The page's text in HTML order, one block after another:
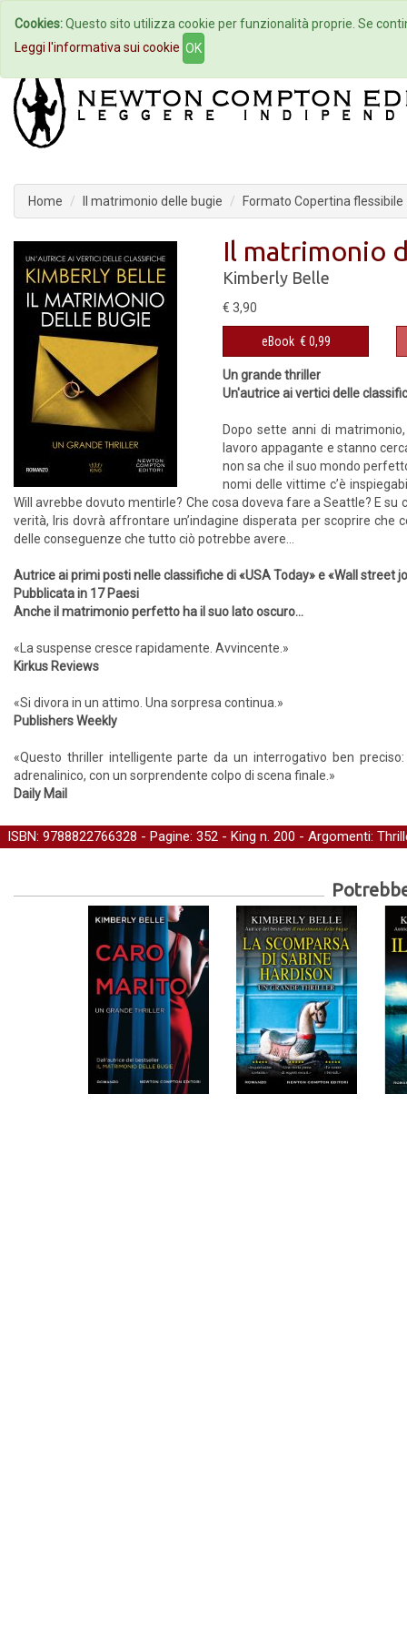
Home Autori Eventi
Home Il matrimonio delle bugie Formato Copertina flessibile
Il matrimonio
Kimberly Belle
€ 3,90
eBook € 0,99
Un grande thriller
Un'autrice ai vertici delle
Dopo sette anni di
lavoro appagante e stanno
non sa che il suo mondo
nomi delle vittime c’è
Will avrebbe dovuto mentirle? Che cosa doveva fare a Seattle? E
verità, Iris dovrà affrontare un’indagine disperata per scoprire
delle conseguenze che tutto ciò potrebbe avere…
Autrice ai primi posti nelle classifiche di «USA Today» e «Wall street
Pubblicata in 17 Paesi
Anche il matrimonio perfetto ha il suo lato oscuro...
«La suspense cresce rapidamente. Avvincente.»
Kirkus Reviews
«Si divora in un attimo. Una sorpresa continua.»
Publishers Weekly
«Questo thriller intelligente parte da un interrogativo ben
adrenalinico, con un sorprendente colpo di scena finale.»
Daily Mail
ISBN: 9788822766328 - Pagine: 352 - King n. 200 - Argomenti:
Cookies:Questo sito utilizza cookie per funzionalità proprie. Se
Leggi l'informativa sui cookie OK